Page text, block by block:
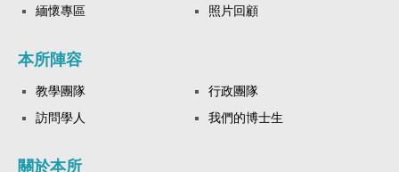
緬懷專區
照片回顧
本所陣容
教學團隊
行政團隊
訪問學人
我們的博士生
關於本所